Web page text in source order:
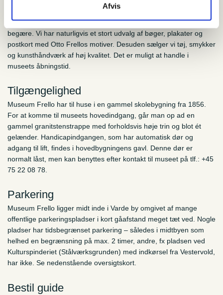
Afvis
I Museum Frellos butik kan du købe næsten alt, hvad hjertet kan
begære. Vi har naturligvis et stort udvalg af bøger, plakater og
postkort med Otto Frellos motiver. Desuden sælger vi tøj, smykker
og kunsthåndværk af høj kvalitet. Det er muligt at handle i
museets åbningstid.
Tilgængelighed
Museum Frello har til huse i en gammel skolebygning fra 1856.
For at komme til museets hovedindgang, går man op ad en
gammel granitstenstrappe med forholdsvis høje trin og blot ét
gelænder. Handicapindgangen, som har automatisk dør og
adgang til lift, findes i hovedbygningens gavl. Denne dør er
normalt låst, men kan benyttes efter kontakt til museet på tlf.: +45
75 22 08 78.
Parkering
Museum Frello ligger midt inde i Varde by omgivet af mange
offentlige parkeringspladser i kort gåafstand meget tæt ved. Nogle
pladser har tidsbegrænset parkering – således i midtbyen som
helhed en begrænsning på max. 2 timer, andre, fx pladsen ved
Kulturspinderiet (Stålværksgrunden) med indkørsel fra Vestervold,
har ikke. Se nedenstående oversigtskort.
Bestil guide